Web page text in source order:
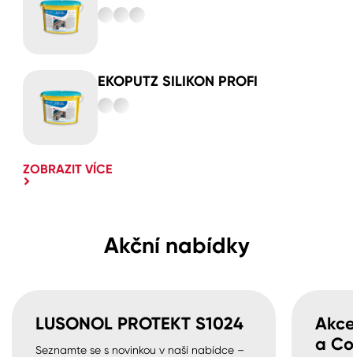
EKOPUTZ SILIKON PROFI
ZOBRAZIT VÍCE
Akční nabídky
LUSONOL PROTEKT S1024
Seznamte se s novinkou v naší nabídce –
a